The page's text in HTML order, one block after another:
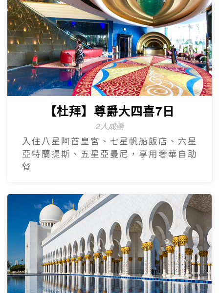
【杜拜】尊爵大四喜7日
2人成團
入住八星阿酋皇宮、七星帆船飯店、六星
亞特蘭提斯、五星亞曼尼，享用奢華自助
餐